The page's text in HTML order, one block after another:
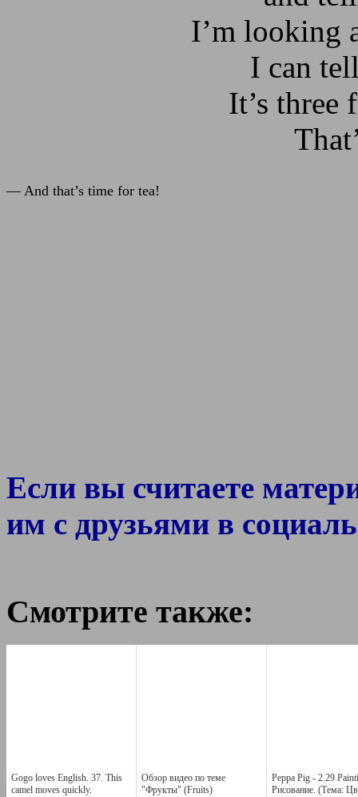
I’m looking
I can
It’s three
— And that’s time for tea!
Если вы считаете
им с друзьями в
Смотрите также:
Gogo loves English. 37. This
camel moves quickly.
Обзор видео по теме
"Фрукты" (Fruits)
Peppa Pig - 2.29
Рисование. (Тема: